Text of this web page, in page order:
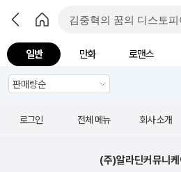
일반 만화 로맨스
로그인 전체 메뉴 회사 소개
(주)알라딘커뮤니